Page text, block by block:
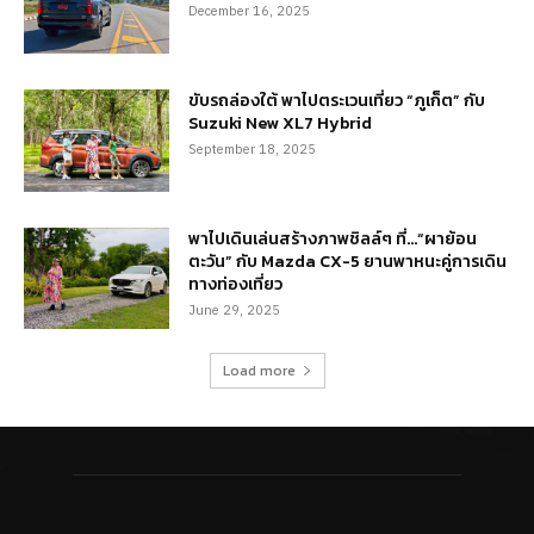
December 16, 2025
ขับรถล่องใต้ พาไปตระเวนเที่ยว “ภูเก็ต” กับ
Suzuki New XL7 Hybrid
September 18, 2025
พาไปเดินเล่นสร้างภาพชิลล์ๆ ที่…“ผาย้อน
ตะวัน” กับ Mazda CX-5 ยานพาหนะคู่การเดิน
ทางท่องเที่ยว
June 29, 2025
Load more